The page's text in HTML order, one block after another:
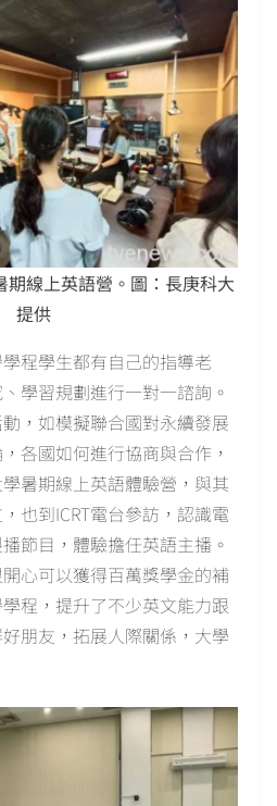
期線上英語營。圖：長庚科大
提供
程學生都有自己的指導老
學習規劃進行一對一諮詢。
，如模擬聯合國對永續發展
各國如何進行協商與合作，
暑期線上英語體驗營，與其
也到ICRT電台參訪，認識電
節目，體驗擔任英語主播。
心可以獲得百萬獎學金的補
程，提升了不少英文能力跟
朋友，拓展人際關係，大學